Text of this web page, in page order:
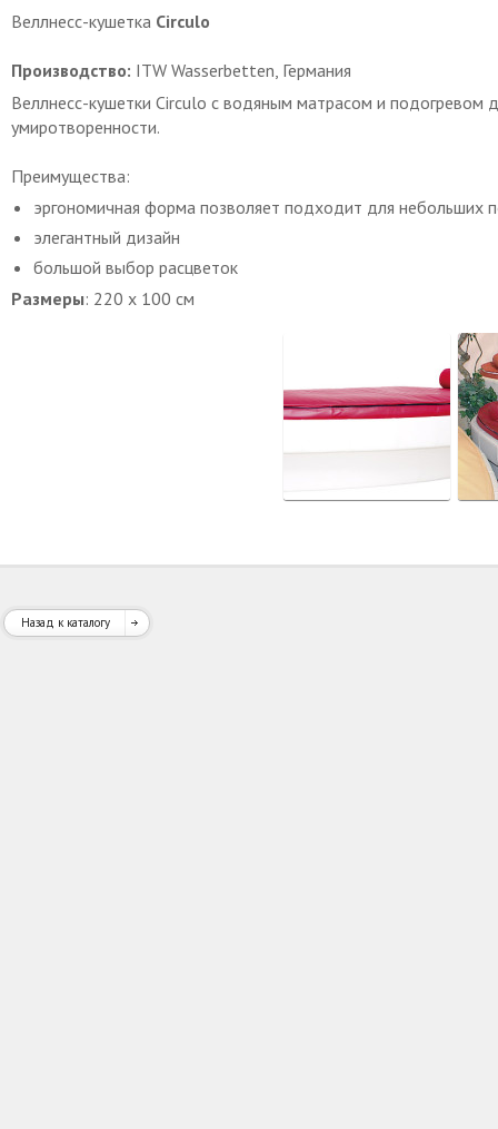
Веллнесс-кушетка Circulo
Производство: ITW Wasserbetten, Германия
Веллнесс-кушетки Circulo с водяным матрасом и подогревом
умиротворенности.
Преимущества:
эргономичная форма позволяет подходит для небольших
элегантный дизайн
большой выбор расцветок
Размеры: 220 x 100 см
Назад к каталогу